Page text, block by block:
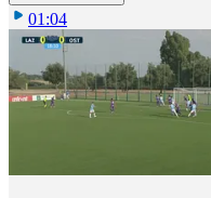
01:04